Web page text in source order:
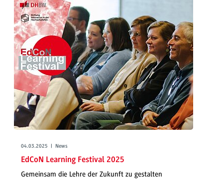
04.03.2025 | News
EdCoN Learning Festival 2025
Gemeinsam die Lehre der Zukunft zu gestalten